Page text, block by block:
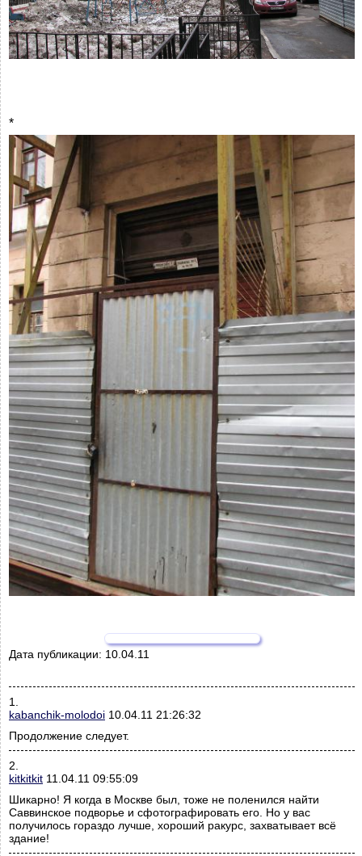
*
Дата публикации: 10.04.11
1.
kabanchik-molodoi 10.04.11 21:26:32
Продолжение следует.
2.
kitkitkit 11.04.11 09:55:09
Шикарно! Я когда в Москве был, тоже не поленился найти
Саввинское подворье и сфотографировать его. Но у вас
получилось гораздо лучше, хороший ракурс, захватывает всё
здание!